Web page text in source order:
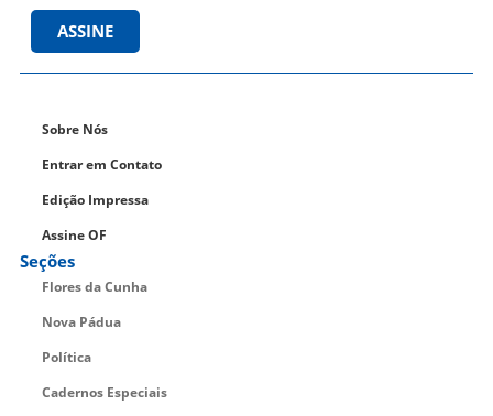
ASSINE
Sobre Nós
Entrar em Contato
Edição Impressa
Assine OF
Seções
Flores da Cunha
Nova Pádua
Política
Cadernos Especiais